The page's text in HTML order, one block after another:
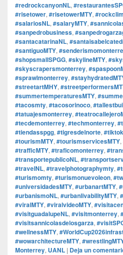
#redrockcanyonNL,
#risetower, #risetowerMTY,
#salariosNL, #salaryMTY,
#sanpedrobusiness,
#santacatarinaNL,
#santiguoMTY,
#shopsmallSPGG, #skylineMTY,
#skyscrapersmonterrey,
#sprawlmonterrey,
#streetartMHY,
#summertemperaturesMTY,
#tacosmty, #tacosorinoco,
#tatuajesmonterrey,
#tecdemonterrey, #techmonterrey,
#tiendasspgg, #tigresdelnorte,
#tourismMTY, #tourismservicesMTY,
#trafficMTY, #traficomonterrey,
#transportepublicoNL,
#travelNL, #travelphotographymty,
#turismomty, #turismonuevoleon,
#universidadesMTY, #urbanartMTY,
#urbanismoNL, #urbanlivabilityMTY,
#viralMTY, #viralvideoMTY,
#visitguadalupeNL, #visitmonterrey,
#visitsannicolasdelosgarza,
#wellnessMTY,
#wowarchitectureMTY,
Monterrey, UANL | Deja un